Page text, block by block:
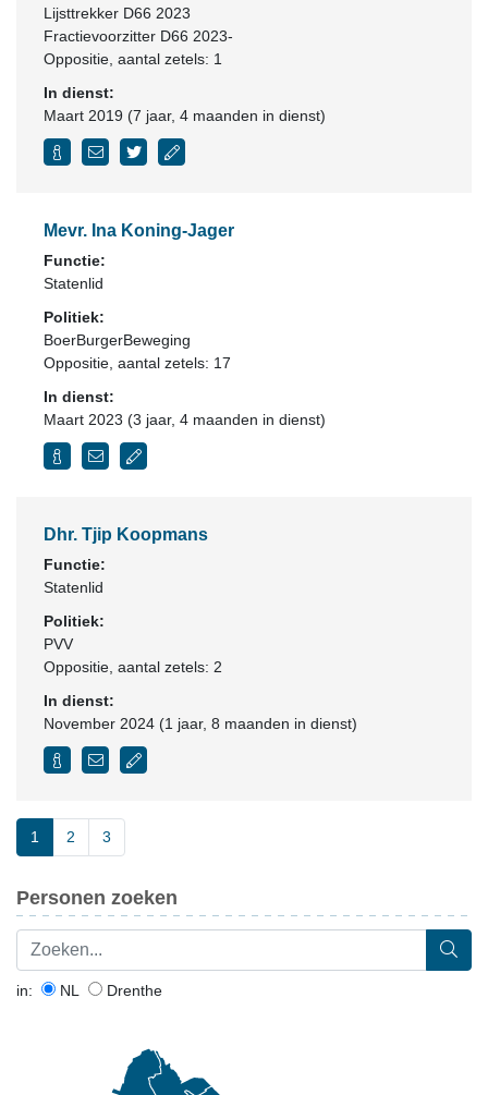
Lijsttrekker D66 2023
Fractievoorzitter D66 2023-
Oppositie , aantal zetels: 1
In dienst:
Maart 2019 (7 jaar, 4 maanden in dienst)
Mevr. Ina Koning-Jager
Functie:
Statenlid
Politiek:
BoerBurgerBeweging
Oppositie , aantal zetels: 17
In dienst:
Maart 2023 (3 jaar, 4 maanden in dienst)
Dhr. Tjip Koopmans
Functie:
Statenlid
Politiek:
PVV
Oppositie , aantal zetels: 2
In dienst:
November 2024 (1 jaar, 8 maanden in dienst)
1 2 3
Personen zoeken
in: NL Drenthe